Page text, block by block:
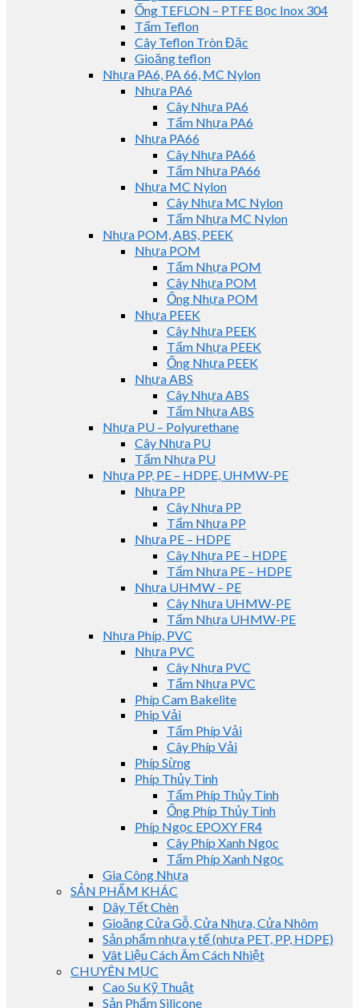
Ống TEFLON – PTFE Bọc Inox 304
Tấm Teflon
Cây Teflon Tròn Đặc
Gioăng teflon
Nhựa PA6, PA 66, MC Nylon
Nhựa PA6
Cây Nhựa PA6
Tấm Nhựa PA6
Nhựa PA66
Cây Nhựa PA66
Tấm Nhựa PA66
Nhựa MC Nylon
Cây Nhựa MC Nylon
Tấm Nhựa MC Nylon
Nhựa POM, ABS, PEEK
Nhựa POM
Tấm Nhựa POM
Cây Nhựa POM
Ống Nhựa POM
Nhựa PEEK
Cây Nhựa PEEK
Tấm Nhựa PEEK
Ống Nhựa PEEK
Nhựa ABS
Cây Nhựa ABS
Tấm Nhựa ABS
Nhựa PU – Polyurethane
Cây Nhựa PU
Tấm Nhựa PU
Nhựa PP, PE – HDPE, UHMW-PE
Nhựa PP
Cây Nhựa PP
Tấm Nhựa PP
Nhựa PE – HDPE
Cây Nhựa PE – HDPE
Tấm Nhựa PE – HDPE
Nhựa UHMW – PE
Cây Nhựa UHMW-PE
Tấm Nhựa UHMW-PE
Nhựa Phíp, PVC
Nhựa PVC
Cây Nhựa PVC
Tấm Nhựa PVC
Phíp Cam Bakelite
Phip Vải
Tấm Phíp Vải
Cây Phíp Vải
Phíp Sừng
Phíp Thủy Tinh
Tấm Phíp Thủy Tinh
Ống Phíp Thủy Tinh
Phíp Ngọc EPOXY FR4
Cây Phíp Xanh Ngọc
Tấm Phíp Xanh Ngọc
Gia Công Nhựa
SẢN PHẨM KHÁC
Dây Tết Chèn
Gioăng Cửa Gỗ, Cửa Nhựa, Cửa Nhôm
Sản phẩm nhựa y tế (nhựa PET, PP, HDPE)
Vât Liệu Cách Âm Cách Nhiệt
CHUYÊN MỤC
Cao Su Kỹ Thuật
Sản Phẩm Silicone